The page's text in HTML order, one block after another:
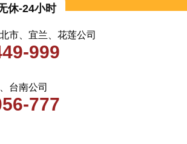
休-24小时
市、宜兰、花莲公司
999
台南公司
777